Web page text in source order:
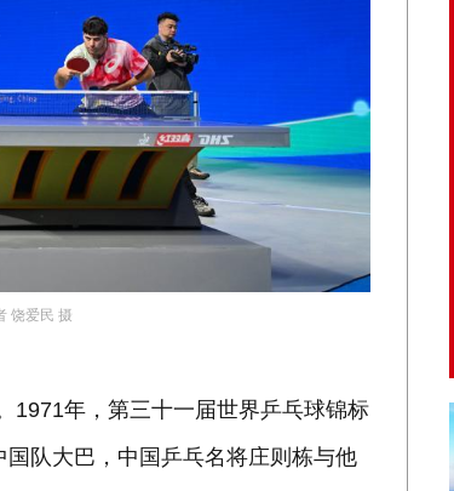
饶爱民 摄
年，第三十一届世界乒乓球锦标
队大巴，中国乒乓名将庄则栋与他